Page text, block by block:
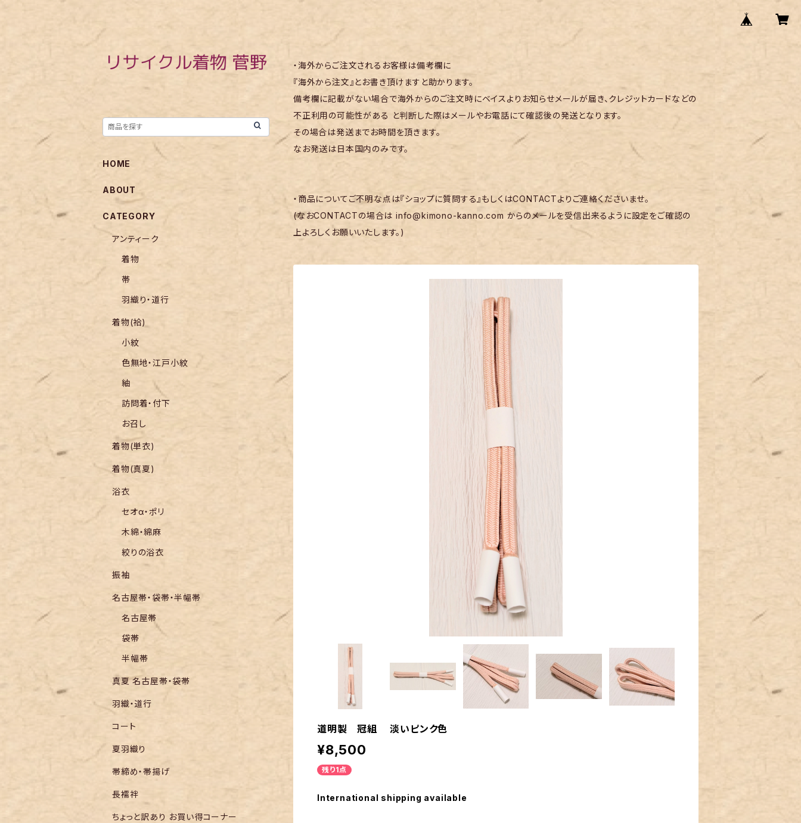
・海外からご注文されるお客様は備考欄に
『海外から注文』とお書き頂けますと助かります。
備考欄に記載がない場合で海外からのご注文時にベイスよりお知らせメールが届き、クレジットカードなどの
不正利用の可能性がある と判断した際はメールやお電話にて確認後の発送となります。
その場合は発送までお時間を頂きます。
なお発送は日本国内のみです。
・商品についてご不明な点は『ショップに質問する』もしくはCONTACTよりご連絡くださいませ。
(なおCONTACTの場合はinfo@kimono-kanno.com からのメールを受信出来るように設定をご確認の
上よろしくお願いいたします。)
道明製 冠組 淡いピンク色
¥8,500
残り1点
International shipping available
HOME
ABOUT
CATEGORY
アンティーク
着物
帯
羽織り・道行
着物(袷)
小紋
色無地・江戸小紋
紬
訪問着・付下
お召し
着物(単衣)
着物(真夏)
浴衣
セオα・ポリ
木綿・綿麻
絞りの浴衣
振袖
名古屋帯・袋帯・半幅帯
名古屋帯
袋帯
半幅帯
真夏 名古屋帯・袋帯
羽織・道行
コート
夏羽織り
帯締め・帯揚げ
長襦袢
ちょっと訳あり お買い得コーナー